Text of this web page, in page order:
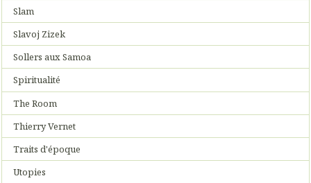
Slam
Slavoj Zizek
Sollers aux Samoa
Spiritualité
The Room
Thierry Vernet
Traits d'époque
Utopies